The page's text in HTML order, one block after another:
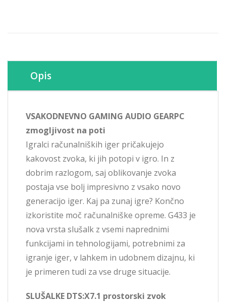
Opis
VSAKODNEVNO GAMING AUDIO GEARPC
zmogljivost na poti
Igralci računalniških iger pričakujejo
kakovost zvoka, ki jih potopi v igro. In z
dobrim razlogom, saj oblikovanje zvoka
postaja vse bolj impresivno z vsako novo
generacijo iger. Kaj pa zunaj igre? Končno
izkoristite moč računalniške opreme. G433 je
nova vrsta slušalk z vsemi naprednimi
funkcijami in tehnologijami, potrebnimi za
igranje iger, v lahkem in udobnem dizajnu, ki
je primeren tudi za vse druge situacije.
SLUŠALKE DTS:X7.1 prostorski zvok